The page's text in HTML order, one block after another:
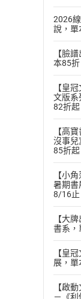
2026
說，單
【臉
本85
【皇
文版系
82折
【高
沒事兒
85折
【小
暑期書
8/16止
【大
書系，
【皇
展，
【啟
－《